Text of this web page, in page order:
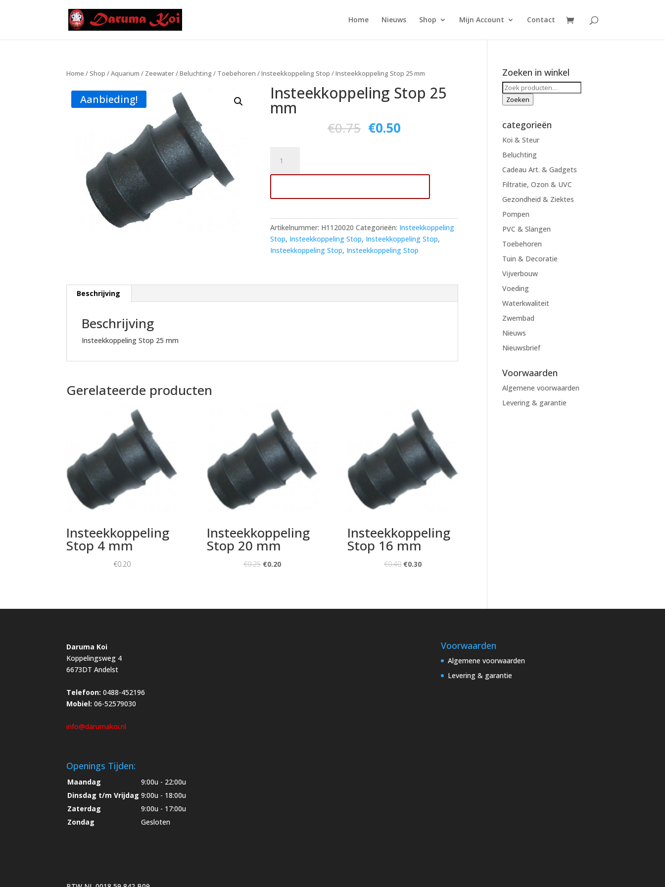
Home Nieuws Shop Mijn Account Contact
Home /Shop /Aquarium / Zeewater/Beluchting / Toebehoren /Insteekkoppeling Stop / Insteekkoppeling Stop 25 mm
Aanbieding! Insteekkoppeling Stop 25
mm
€0.75 €0.50
Stop
25
aantal
Artikelnummer: H1120020 Categorieën: Insteekkoppeling
Stop, Insteekkoppeling Stop, Insteekkoppeling Stop,
Insteekkoppeling Stop, Insteekkoppeling Stop
Beschrijving
Beschrijving
Insteekkoppeling Stop 25 mm
Gerelateerde producten
Insteekkoppeling
Stop 4 mm
€0.20
Insteekkoppeling
Stop 20 mm
€0.25 €0.20
Insteekkoppeling
Stop 16 mm
€0.40 €0.30
Zoeken in winkel
Zoeken
naar:
Zoeken
categorieën
Koi & Steur
Beluchting
Cadeau Art. & Gadgets
Filtratie, Ozon & UVC
Gezondheid & Ziektes
Pompen
PVC & Slangen
Toebehoren
Tuin & Decoratie
Vijverbouw
Voeding
Waterkwaliteit
Zwembad
Nieuws
Nieuwsbrief
Voorwaarden
Algemene voorwaarden
Levering & garantie
Daruma Koi
Koppelingsweg 4
6673DT Andelst
Telefoon: 0488-452196
Mobiel: 06-52579030
info@darumakoi.nl
Openings Tijden:
Maandag
9:00u - 22:00u
Dinsdag t/m Vrijdag 9:00u - 18:00u
Zaterdag
9:00u - 17:00u
Zondag
Gesloten
Voorwaarden
Algemene voorwaarden
Levering & garantie